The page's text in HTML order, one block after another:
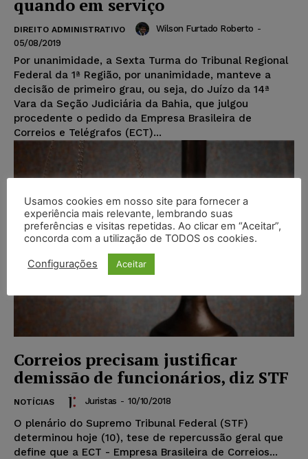
quando em serviço
DIREITO ADMINISTRATIVO Wilson Furtado Roberto -
05/08/2019
Por unanimidade, a Sexta Turma do Tribunal Regional
Federal da 1ª Região, por unanimidade, manteve a
decisão de primeiro grau, ou seja, do Juízo da 14ª
Vara da Seção Judiciária da Bahia, que julgou
procedente o pedido da Empresa Brasileira de
Correios e Telégrafos (ECT)...
Correios precisam justificar
demissão de funcionários, diz STF
NOTÍCIAS Juristas - 10/10/2018
O plenário do Supremo Tribunal Federal (STF)
determinou hoje (10), tese de repercussão geral que
define que a ECT - Empresa Brasileira de Correios...
Usamos cookies em nosso site para fornecer a
experiência mais relevante, lembrando suas
preferências e visitas repetidas. Ao clicar em “Aceitar”,
concorda com a utilização de TODOS os cookies.
Configurações Aceitar